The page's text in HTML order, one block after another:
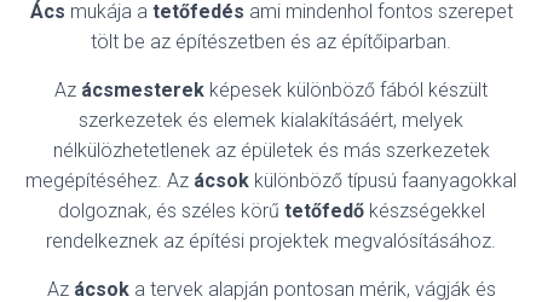
Ács mukája a tetőfedés ami mindenhol fontos szerepet
tölt be az építészetben és az építőiparban.
Az ácsmesterek képesek különböző fából készült
szerkezetek és elemek kialakításáért, melyek
nélkülözhetetlenek az épületek és más szerkezetek
megépítéséhez. Az ácsok különböző típusú faanyagokkal
dolgoznak, és széles körű tetőfedőkészségekkel
rendelkeznek az építési projektek megvalósításához.
Az ácsoka tervek alapján pontosan mérik, vágják és